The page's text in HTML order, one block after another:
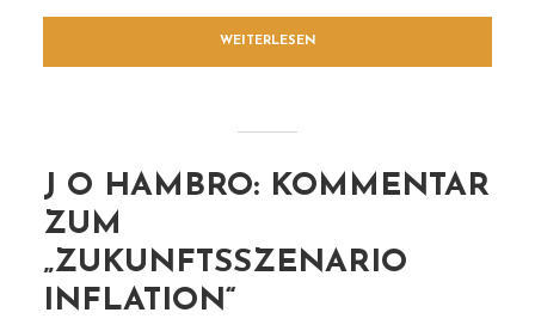
WEITERLESEN
J O HAMBRO: KOMMENTAR
ZUM
„ZUKUNFTSSZENARIO
INFLATION“